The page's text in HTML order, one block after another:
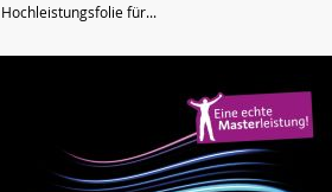
Hochleistungsfolie für...